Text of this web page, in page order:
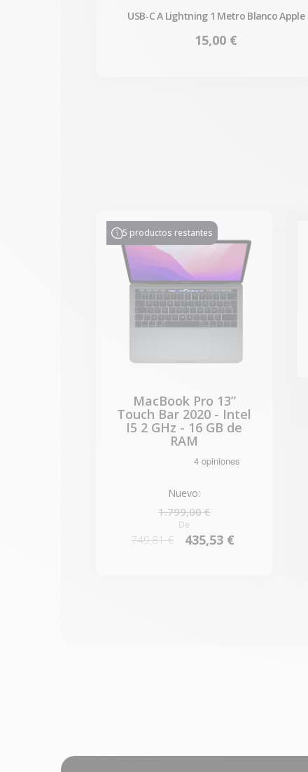
USB-C A Lightning 1 Metro Blanco Apple
Precio
15,00 €
5 productos restantes
MacBook Pro 13”
Touch Bar 2020 - Intel
I5 2 GHz - 16 GB de
RAM
Nuevo:
1.799,00 €
De
749,81 € 435,53 €